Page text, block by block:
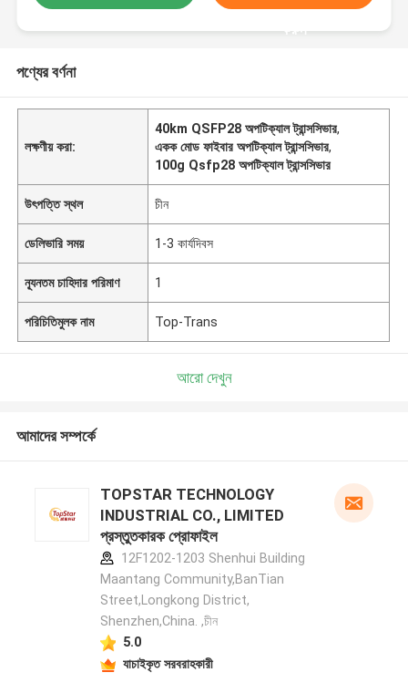
করুন
পণ্যের বর্ণনা
লক্ষণীয় করা:
40km QSFP28 অপটিক্যাল ট্রান্সসিভার,
একক মোড ফাইবার অপটিক্যাল ট্রান্সসিভার,
100g Qsfp28 অপটিক্যাল ট্রান্সসিভার
উৎপত্তি স্থল চীন
ডেলিভারি সময় 1-3 কার্যদিবস
ন্যূনতম চাহিদার পরিমাণ 1
পরিচিতিমুলক নাম Top-Trans
আরো দেখুন
আমাদের সম্পর্কে
TOPSTAR TECHNOLOGY
INDUSTRIAL CO., LIMITED
প্রস্তুতকারক প্রোফাইল
12F1202-1203 Shenhui Building
Maantang Community,BanTian
Street,Longkong District,
Shenzhen,China. ,চীন
5.0
যাচাইকৃত সরবরাহকারী